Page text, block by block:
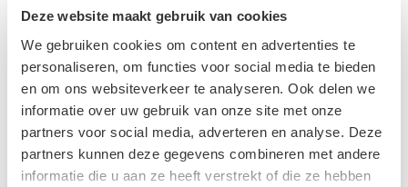
Deze website maakt gebruik van cookies
We gebruiken cookies om content en advertenties te
personaliseren, om functies voor social media te bieden
en om ons websiteverkeer te analyseren. Ook delen we
informatie over uw gebruik van onze site met onze
partners voor social media, adverteren en analyse. Deze
partners kunnen deze gegevens combineren met andere
informatie die u aan ze heeft verstrekt of die ze hebben
Lansdorp. Hiermee worden oudere lagen intact
gebouw zo kenmerken.”